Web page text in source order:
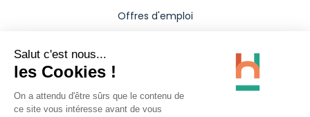
Offres d'emploi
Presse